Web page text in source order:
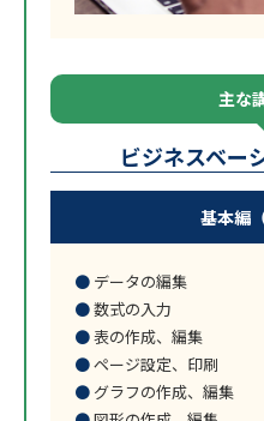
主な
ビジネスベー
基本編
データの編集
数式の入力
表の作成、編集
ページ設定、印刷
グラフの作成、編集